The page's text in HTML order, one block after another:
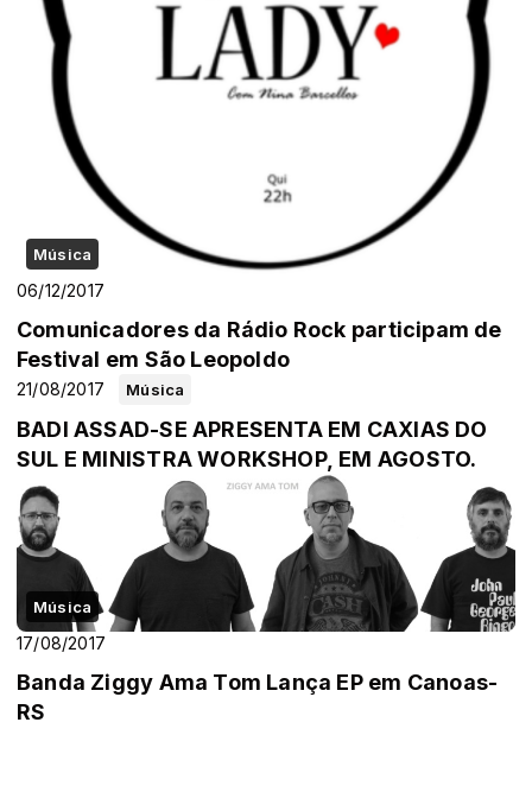
Música
06/12/2017
Comunicadores da Rádio Rock participam de
Festival em São Leopoldo
Música
21/08/2017
BADI ASSAD-SE APRESENTA EM CAXIAS DO
SUL E MINISTRA WORKSHOP, EM AGOSTO.
Música
17/08/2017
Banda Ziggy Ama Tom Lança EP em Canoas-
RS